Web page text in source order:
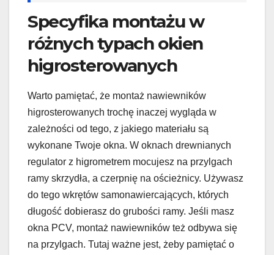
Specyfika montażu w
różnych typach okien
higrosterowanych
Warto pamiętać, że montaż nawiewników
higrosterowanych trochę inaczej wygląda w
zależności od tego, z jakiego materiału są
wykonane Twoje okna. W oknach drewnianych
regulator z higrometrem mocujesz na przylgach
ramy skrzydła, a czerpnię na ościeżnicy. Używasz
do tego wkrętów samonawiercających, których
długość dobierasz do grubości ramy. Jeśli masz
okna PCV, montaż nawiewników też odbywa się
na przylgach. Tutaj ważne jest, żeby pamiętać o